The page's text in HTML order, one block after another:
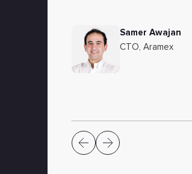
Samer Awajan
CTO, Aramex